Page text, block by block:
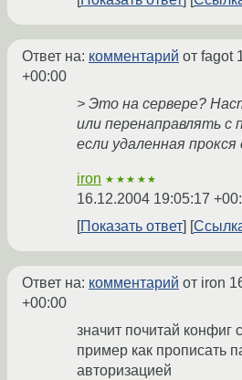
Ответ на: комментарий от fagot
+00:00
> Это на сервере?
или перенаправлять
если удаленная
iron ★★★★★
16.12.2004 19:05:17
Показать ответ
Ответ на: комментарий от iron
+00:00
значит почитай конфиг
пример как прописать
авторизацией